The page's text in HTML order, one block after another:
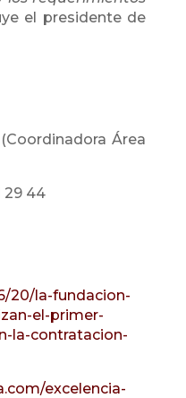
el presidente de
Área
29 44
20/la-fundacion-
el-primer-
la-contratacion-
excelencia-